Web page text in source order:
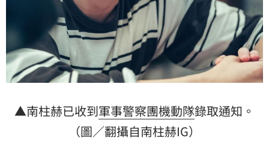
▲南柱赫已收到軍事警察團機動隊錄取通知。
（圖／翻攝自南柱赫IG）